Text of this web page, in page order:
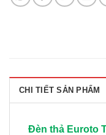
CHI TIẾT SẢN PHẨM
Đèn thả Euroto